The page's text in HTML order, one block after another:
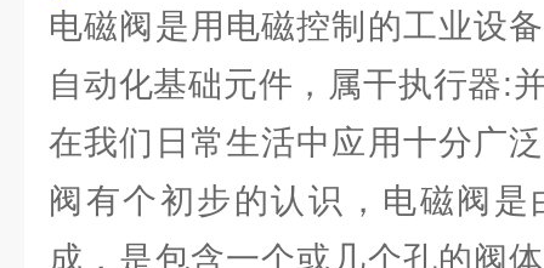
电磁阀是用电磁控制的工业设
自动化基础元件，属干执行器:
在我们日常生活中应用十分广
阀有个初步的认识，电磁阀
成，是包含一个或几个孔的阀